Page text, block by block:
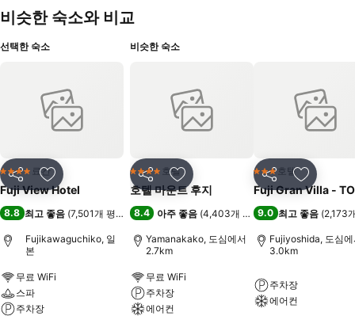
비슷한 숙소와 비교
선택한 숙소
공유 즐겨찾기에 추가
4 성급 료칸
Fuji View Hotel
8.8 최고 좋음 (7,501개 평점
Fujikawaguchiko, 일
본
무료 WiFi
스파
주차장
비슷한 숙소
공유 즐겨찾기에 추가
4 성급 호텔
호텔 마운트 후지
8.4 아주 좋음 (4,403개 평점)
Yamanakako, 도심에서
2.7km
무료 WiFi
주차장
에어컨
공유 즐겨찾기
3 성급호텔
Fuji Gran Villa -
9.0 최고 좋음 (2,173
Fujiyoshida, 도심
3.0km
주차장
에어컨